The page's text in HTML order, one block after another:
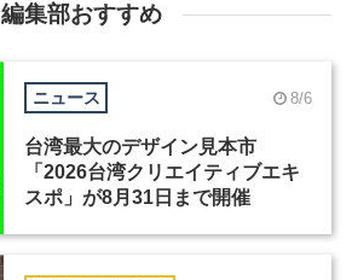
編集部おすすめ
ニュース 8/6
台湾最大のデザイン見本市
「2026台湾クリエイティブエキ
スポ」が8月31日まで開催